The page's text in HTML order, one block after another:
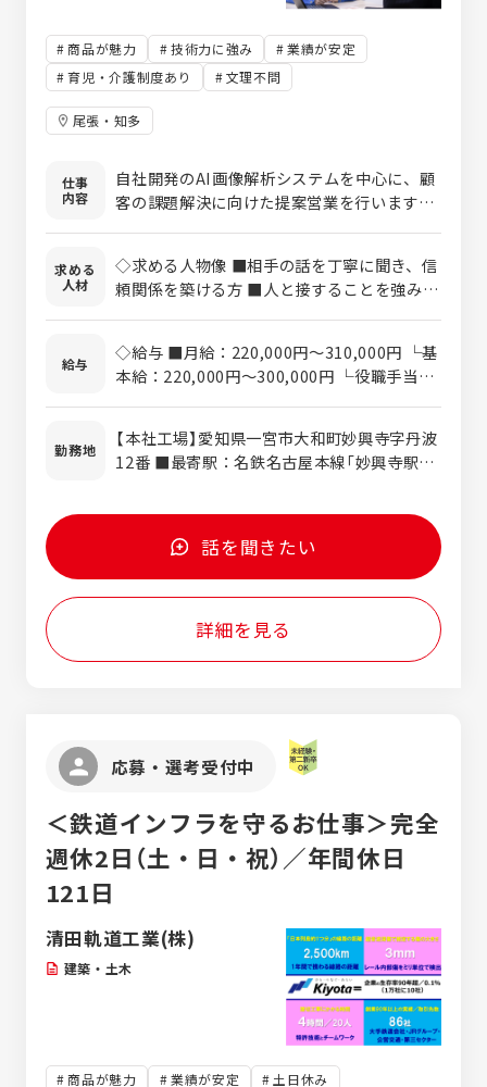
商品が魅力 技術力に強み
業績が安定
育児・介護制度あり
文理不問
尾張・知多
仕事
内容
自社開発のAI画像解析システムを中心に、顧
客の課題解決に向けた提案営業を行います。
した最適なソリューションを企画・提案して
いただくポジションです。 ■AI画像解析シス
テムの提案営業 AIカメラによる画像認識技術
を活用し、防犯・見守りなどの安全対策か
ら、店舗における来客分析、製造現場での外
観検査・品質管理まで、さまざまな業界・用
客ごとの課題や運用環境をヒアリングし、最
適なシステム構成や活用方法を企画・提案し
ンサルティング 新規・既存顧客へのヒアリン
グを通じて、顕在化している課題だけでなく
潜在的なニーズも把握し、AI技術を活用した
解決策を企画・提案します。 ■プロジェクト
推進・社内連携 提案から導入までのプロジェ
クトを推進する役割を担います。技術的な詳
細については、社内のエンジニアや開発部門
顧客へのフォローアップや追加提案を行うほ
か、新たな顧客へのアプローチを通じて事業
求める
人材
◇求める人物像 ■相手の話を丁寧に聞き、信
頼関係を築ける方 ■人と接することを強みと
ュニケーションを取れる方 ■お客様のニーズ
を汲み取り、柔軟に対応できる方
給与
◇給与 ■月給：220,000円～310,000円 └基
本給：220,000円～300,000円 └役職手当：
験を十分に考慮した上で決定。 ※諸手当別途
支給。 ◇諸手当 ■通勤手当（月上限額50,000
■家族手当（5,000円～15,000円/世帯主に限
績：4,000円～14,900円） ■賞与：年2回（昨
勤務地
【本社工場】愛知県一宮市大和町妙興寺字丹波
12番 ■最寄駅：名鉄名古屋本線「妙興寺駅」
なし
話を聞きたい
詳細を見る
応募・選考受付中
＜鉄道インフラを守るお仕事＞完全
週休2日（土・日・祝）／年間休日
121日
清田軌道工業(株)
建築・土木
商品が魅力 業績が安定 土日休み